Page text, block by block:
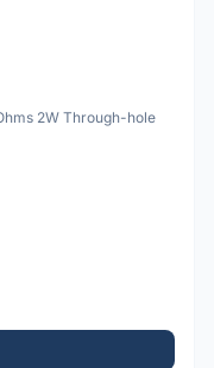
2W Through-hole